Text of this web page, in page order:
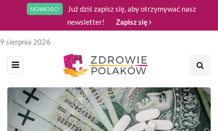
NOWOŚĆ!
Już dziś zapisz się, aby otrzymywać nasz
newsletter!
Zapisz się
9 sierpnia 2026